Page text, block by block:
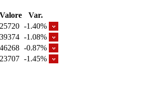
Valore
Var.
25720 -1.40%
39374 -1.08%
46268 -0.87%
23707 -1.45%